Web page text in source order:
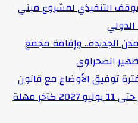
التنفيذي لمشروع مبني
الجديدة.. وإقامة مجمع
فترة توفيق الأوضاع مع قانون
التأمين الموحد لمدة عام حتى 11 يوليو 2027 كآخر مهلة